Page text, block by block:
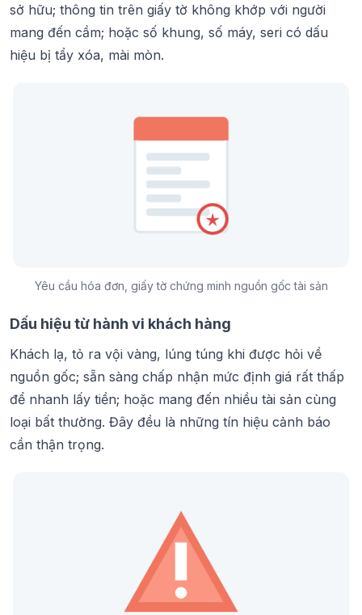
sở hữu; thông tin trên giấy tờ không khớp với người
mang đến cầm; hoặc số khung, số máy, seri có dấu
hiệu bị tẩy xóa, mài mòn.
Yêu cầu hóa đơn, giấy tờ chứng minh nguồn gốc tài sản
Dấu hiệu từ hành vi khách hàng
Khách lạ, tỏ ra vội vàng, lúng túng khi được hỏi về
nguồn gốc; sẵn sàng chấp nhận mức định giá rất thấp
để nhanh lấy tiền; hoặc mang đến nhiều tài sản cùng
loại bất thường. Đây đều là những tín hiệu cảnh báo
cần thận trọng.